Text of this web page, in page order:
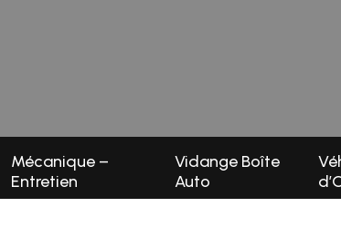
Mécanique –
Entretien
Vidange Boîte
Auto